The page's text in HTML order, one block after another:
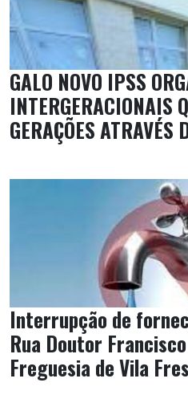
GALO NOVO IPSS
INTERGERACIONAIS
GERAÇÕES ATRAVÉS
Interrupção de
Rua Doutor
Freguesia de Vila